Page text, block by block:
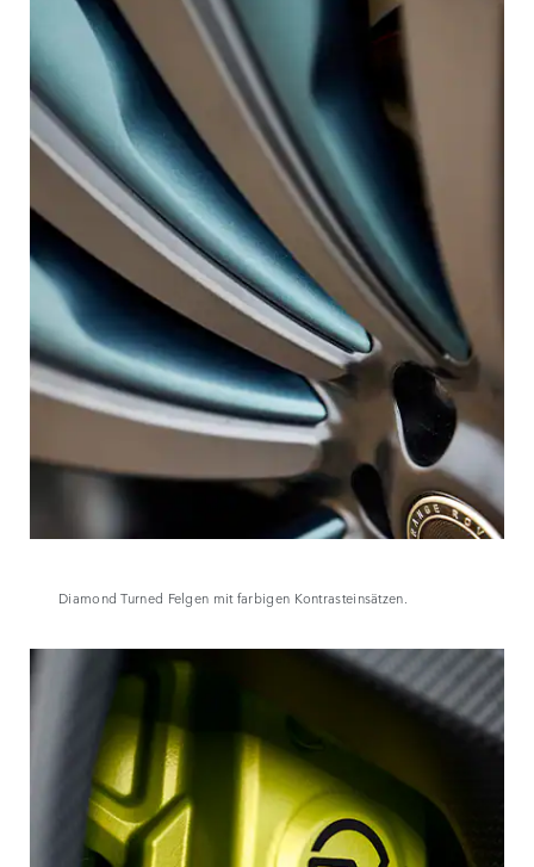
Diamond Turned Felgen mit farbigen Kontrasteinsätzen.